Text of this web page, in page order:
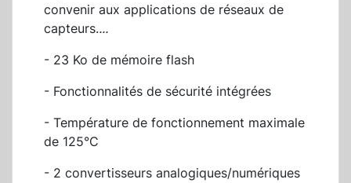
convenir aux applications de réseaux de
capteurs....
- 23 Ko de mémoire flash
- Fonctionnalités de sécurité intégrées
- Température de fonctionnement maximale
de 125°C
- 2 convertisseurs analogiques/numériques